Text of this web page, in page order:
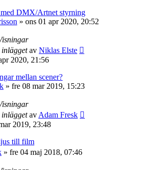
DMX/Artnet styrning
» ons 01 apr 2020, 20:52
inläggetav Niklas Elste
2020, 21:56
mellan scener?
» fre 08 mar 2019, 15:23
inläggetav Adam Fresk
2019, 23:48
till film
» fre 04 maj 2018, 07:46